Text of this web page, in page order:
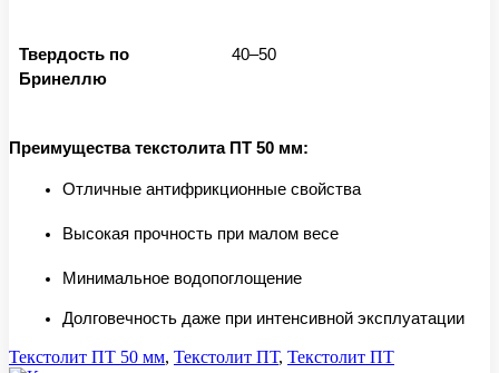
Твердость по
Бринеллю
40–50
Преимущества текстолита ПТ 50 мм:
Отличные антифрикционные свойства
Высокая прочность при малом весе
Минимальное водопоглощение
Долговечность даже при интенсивной эксплуатации
Текстолит ПТ 50 мм, Текстолит ПТ, Текстолит ПТ